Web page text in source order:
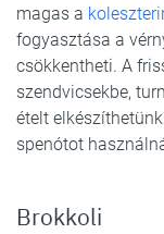
magas a
fogyasztása a
csökkentheti. A
szendvicsekbe,
ételt
spenótot
Brokkoli